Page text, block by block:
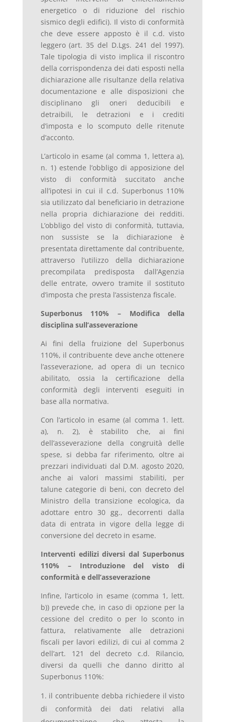
energetico o di riduzione del rischio
sismico degli edifici). Il visto di conformità
che deve essere apposto è il c.d. visto
leggero (art. 35 del D.Lgs. 241 del 1997).
Tale tipologia di visto implica il riscontro
della corrispondenza dei dati esposti nella
dichiarazione alle risultanze della relativa
documentazione e alle disposizioni che
disciplinano gli oneri deducibili e
detraibili, le detrazioni e i crediti
d’imposta e lo scomputo delle ritenute
d’acconto.
L’articolo in esame (al comma 1, lettera a),
n. 1) estende l’obbligo di apposizione del
visto di conformità succitato anche
all’ipotesi in cui il c.d. Superbonus 110%
sia utilizzato dal beneficiario in detrazione
nella propria dichiarazione dei redditi.
L’obbligo del visto di conformità, tuttavia,
non sussiste se la dichiarazione è
presentata direttamente dal contribuente,
attraverso l’utilizzo della dichiarazione
precompilata predisposta dall’Agenzia
delle entrate, ovvero tramite il sostituto
d’imposta che presta l’assistenza fiscale.
Superbonus 110% – Modifica della
disciplina sull’asseverazione
Ai fini della fruizione del Superbonus
110%, il contribuente deve anche ottenere
l’asseverazione, ad opera di un tecnico
abilitato, ossia la certificazione della
conformità degli interventi eseguiti in
base alla normativa.
Con l’articolo in esame (al comma 1. lett.
a), n. 2), è stabilito che, ai fini
dell’asseverazione della congruità delle
spese, si debba far riferimento, oltre ai
prezzari individuati dal D.M. agosto 2020,
anche ai valori massimi stabiliti, per
talune categorie di beni, con decreto del
Ministro della transizione ecologica, da
adottare entro 30 gg., decorrenti dalla
data di entrata in vigore della legge di
conversione del decreto in esame.
Interventi edilizi diversi dal Superbonus
110% – Introduzione del visto di
conformità e dell’asseverazione
Infine, l’articolo in esame (comma 1, lett.
b)) prevede che, in caso di opzione per la
cessione del credito o per lo sconto in
fattura, relativamente alle detrazioni
fiscali per lavori edilizi, di cui al comma 2
dell’art. 121 del decreto c.d. Rilancio,
diversi da quelli che danno diritto al
Superbonus 110%:
il contribuente debba richiedere il visto
di conformità dei dati relativi alla